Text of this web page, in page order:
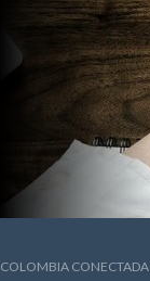
COLOMBIA CONECTADA